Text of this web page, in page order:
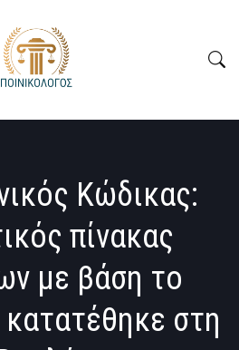
Κώδικας:
πίνακας
με βάση το
στη